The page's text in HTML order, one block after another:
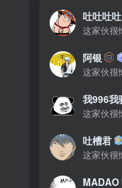
吐吐吐吐
阿银
吐槽君
MADAO